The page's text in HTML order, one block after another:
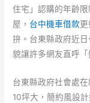
住宅」認購的年齡
屋， 台中機車借款
拚。台東縣政府近
貌讓許多網友直呼「
台東縣政府社會處
10坪大，簡約風設